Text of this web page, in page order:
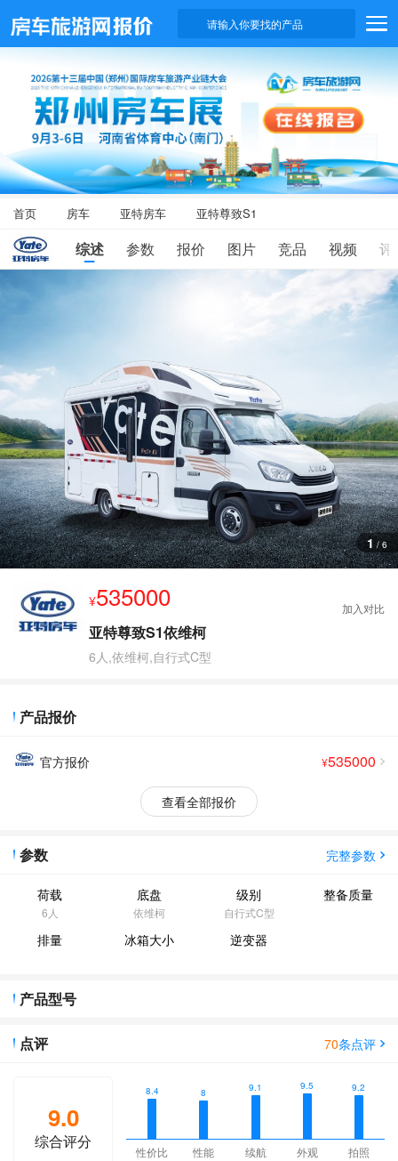
请输入你要找的产品
首页 房车 亚特房车 亚特尊致S1
综述 参数 报价 图片 竞品 视频 评
1 /6
查
看
更
多
图
片
¥535000
亚特尊致S1依维柯
6人,依维柯,自行式C型
产品报价
¥535000
官方报价
查看全部报价
完整参数
参数
荷载
6人
底盘
依维柯
级别
自行式C型
整备质量
排量 冰箱大小 逆变器
产品型号
70条点评
点评
9.0
综合评分
8.4
性价比
8
性能
9.1
续航
9.5
外观
9.2
拍照